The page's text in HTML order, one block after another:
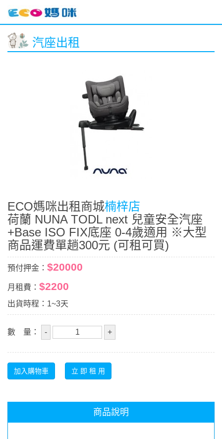
汽座出租
ECO媽咪出租商城楠梓店
荷蘭 NUNA TODL next 兒童安全汽座
+Base ISO FIX底座 0-4歲適用 ※大型
商品運費單趟300元 (可租可買)
預付押金： $20000
月租費： $2200
出貨時程：1~3天
數 量：
商品說明